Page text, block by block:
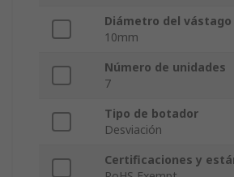
Diámetro del vástago
10mm
Número de unidades
7
Tipo de botador
Desviación
Certificaciones y